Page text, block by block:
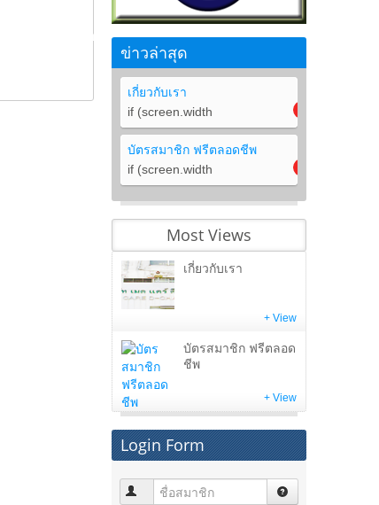
ข่าวล่าสุด
เกี่ยวกับเรา
if (screen.width
บัตรสมาชิก ฟรีตลอดชีพ
if (screen.width
Most Views
เกี่ยวกับเรา
+ View
บัตรสมาชิก ฟรีตลอด
ชีพ
+ View
Login Form